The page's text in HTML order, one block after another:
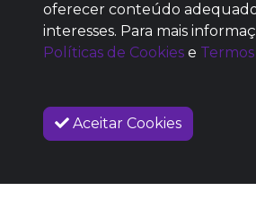
SEM REPUTAÇÃO
DEFINIDA
oferecer conteúdo adequado
interesses. Para mais
Políticas de Cookies e
Aceitar Cookies